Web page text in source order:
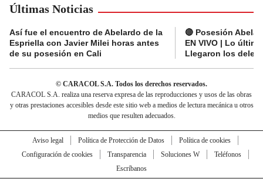
Últimas Noticias
Así fue el encuentro de Abelardo de la
Espriella con Javier Milei horas antes
de su posesión en Cali
🔴 Posesión
EN VIVO | Lo
Llegaron los
© CARACOL S.A. Todos los derechos reservados.
CARACOL S.A. realiza una reserva expresa de las reproducciones y usos de las obras
y otras prestaciones accesibles desde este sitio web a medios de lectura mecánica u otros
medios que resulten adecuados.
Aviso legal Política de Protección de Datos
Política de cookies
Configuración de cookies
Transparencia Soluciones W
Teléfonos
Escríbanos